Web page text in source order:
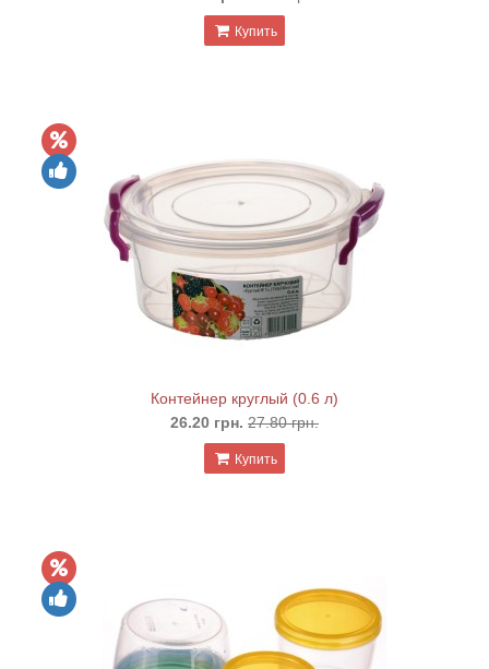
Купить
Контейнер круглый (0.6 л)
26.20 грн. 27.80 грн.
Купить